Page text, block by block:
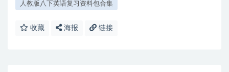
人教版八下英语复习资料包合集
收藏 海报 链接